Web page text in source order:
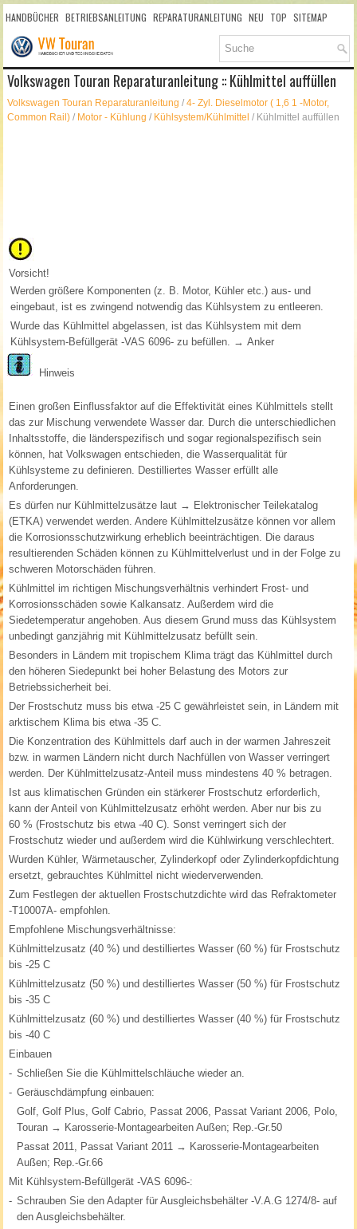
HANDBÜCHER BETRIEBSANLEITUNG REPARATURANLEITUNG NEU TOP SITEMAP
SUCHLAUF
Volkswagen Touran Reparaturanleitung :: Kühlmittel auffüllen
Volkswagen Touran Reparaturanleitung /4- Zyl. Dieselmotor ( 1,6 1 -Motor,
Common Rail) / Motor - Kühlung / Kühlsystem/Kühlmittel / Kühlmittel auffüllen
Vorsicht!
Werden größere Komponenten (z. B. Motor, Kühler etc.) aus- und
eingebaut, ist es zwingend notwendig das Kühlsystem zu entleeren.
Wurde das Kühlmittel abgelassen, ist das Kühlsystem mit dem
Kühlsystem-Befüllgerät -VAS 6096- zu befüllen. → Anker
Hinweis
Einen großen Einflussfaktor auf die Effektivität eines Kühlmittels stellt
das zur Mischung verwendete Wasser dar. Durch die unterschiedlichen
Inhaltsstoffe, die länderspezifisch und sogar regionalspezifisch sein
können, hat Volkswagen entschieden, die Wasserqualität für
Kühlsysteme zu definieren. Destilliertes Wasser erfüllt alle
Anforderungen.
Es dürfen nur Kühlmittelzusätze laut → Elektronischer Teilekatalog
(ETKA) verwendet werden. Andere Kühlmittelzusätze können vor allem
die Korrosionsschutzwirkung erheblich beeinträchtigen. Die daraus
resultierenden Schäden können zu Kühlmittelverlust und in der Folge zu
schweren Motorschäden führen.
Kühlmittel im richtigen Mischungsverhältnis verhindert Frost- und
Korrosionsschäden sowie Kalkansatz. Außerdem wird die
Siedetemperatur angehoben. Aus diesem Grund muss das Kühlsystem
unbedingt ganzjährig mit Kühlmittelzusatz befüllt sein.
Besonders in Ländern mit tropischem Klima trägt das Kühlmittel durch
den höheren Siedepunkt bei hoher Belastung des Motors zur
Betriebssicherheit bei.
Der Frostschutz muss bis etwa -25 C gewährleistet sein, in Ländern mit
arktischem Klima bis etwa -35 C.
Die Konzentration des Kühlmittels darf auch in der warmen Jahreszeit
bzw. in warmen Ländern nicht durch Nachfüllen von Wasser verringert
werden. Der Kühlmittelzusatz-Anteil muss mindestens 40 % betragen.
Ist aus klimatischen Gründen ein stärkerer Frostschutz erforderlich,
kann der Anteil von Kühlmittelzusatz erhöht werden. Aber nur bis zu
60 % (Frostschutz bis etwa -40 C). Sonst verringert sich der
Frostschutz wieder und außerdem wird die Kühlwirkung verschlechtert.
Wurden Kühler, Wärmetauscher, Zylinderkopf oder Zylinderkopfdichtung
ersetzt, gebrauchtes Kühlmittel nicht wiederverwenden.
Zum Festlegen der aktuellen Frostschutzdichte wird das Refraktometer
-T10007A- empfohlen.
Empfohlene Mischungsverhältnisse:
Kühlmittelzusatz (40 %) und destilliertes Wasser (60 %) für Frostschutz
bis -25 C
Kühlmittelzusatz (50 %) und destilliertes Wasser (50 %) für Frostschutz
bis -35 C
Kühlmittelzusatz (60 %) und destilliertes Wasser (40 %) für Frostschutz
bis -40 C
Einbauen
- Schließen Sie die Kühlmittelschläuche wieder an.
- Geräuschdämpfung einbauen:
Golf, Golf Plus, Golf Cabrio, Passat 2006, Passat Variant 2006, Polo,
Touran → Karosserie-Montagearbeiten Außen; Rep.-Gr.50
Passat 2011, Passat Variant 2011 → Karosserie-Montagearbeiten
Außen; Rep.-Gr.66
Mit Kühlsystem-Befüllgerät -VAS 6096-:
- Schrauben Sie den Adapter für Ausgleichsbehälter -V.A.G 1274/8- auf
den Ausgleichsbehälter.